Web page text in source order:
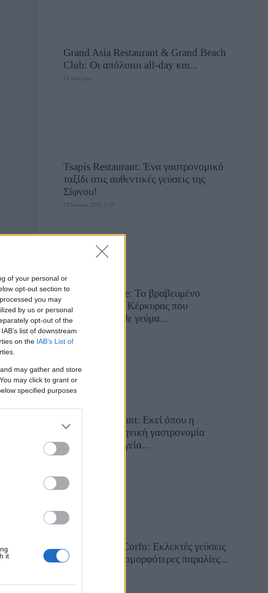
of your personal or
opt-out section to
you may
by us or personal
opt-out of the
list of downstream
on the IAB’s List of
may gather and store
may click to grant or
specified purposes
it
καθώς
Grand Asia Restaurant & Grand Beach
Club: Οι απόλυτοι all-day και...
24 ώρες πριν
Tsapis Restaurant: Ένα γαστρονομικό
ταξίδι στις αυθεντικές γεύσεις της
Σίφνου!
29 Ιουλίου 2026, 9:54
Toula’s Seaside: Το βραβευμένο
εστιατόριο της Κέρκυρας που
μετατρέπει κάθε γεύμα...
28 Ιουλίου 2026, 11:05
Cavos Restaurant: Εκεί όπου η
αυθεντική ελληνική γαστρονομία
συναντά τη μαγεία...
Aiolia Avlaki Corfu: Εκλεκτές γεύσεις
σε μία από τις ομορφότερες παραλίες...